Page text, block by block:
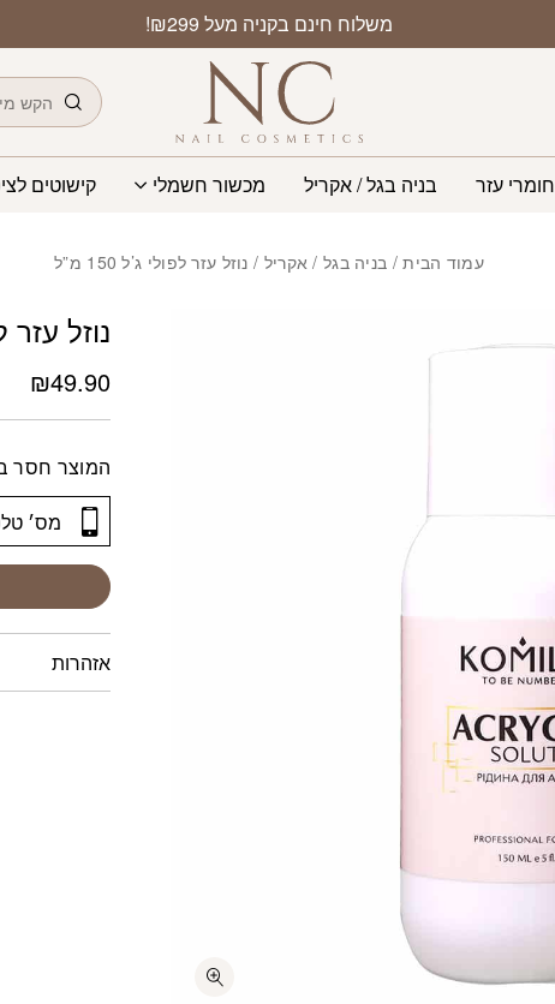
משלוח חינם בקניה מעל ₪299!
חיפוש
חומרי עזר בניה בגל / אקריל מכשור חשמלי קישוטים
עמוד הבית/ בניה בגל / אקריל / נוזל עזר לפולי ג’ל 150 מ”ל
נוזל עזר
₪49.90
המוצר חסר
אזהרות